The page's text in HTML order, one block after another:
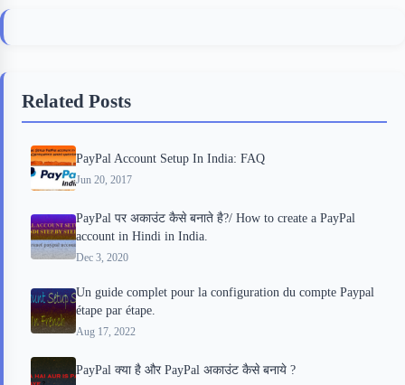
o
k
e
o
r
d
s
Related Posts
PayPal Account Setup In India: FAQ
Jun 20, 2017
PayPal पर अकाउंट कैसे बनाते है?/ How to create a PayPal
account in Hindi in India.
Dec 3, 2020
Un guide complet pour la configuration du compte Paypal
étape par étape.
Aug 17, 2022
PayPal क्या है और PayPal अकाउंट कैसे बनाये ?